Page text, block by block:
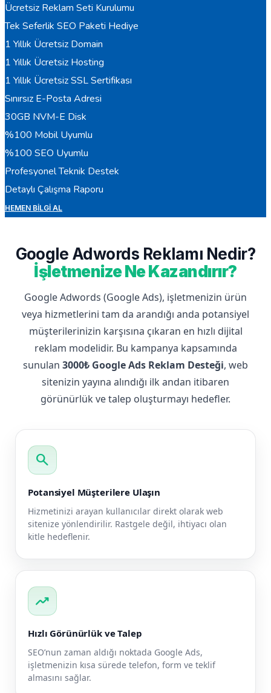
Ücretsiz Reklam Seti Kurulumu
Tek Seferlik SEO Paketi Hediye
1 Yıllık Ücretsiz Domain
1 Yıllık Ücretsiz Hosting
1 Yıllık Ücretsiz SSL Sertifikası
Sınırsız E-Posta Adresi
30GB NVM-E Disk
%100 Mobil Uyumlu
%100 SEO Uyumlu
Profesyonel Teknik Destek
Detaylı Çalışma Raporu
HEMEN BILGI AL
Google Adwords Reklamı Nedir?
İşletmenize Ne Kazandırır?
Google Adwords (Google Ads), işletmenizin ürün
veya hizmetlerini tam da arandığı anda potansiyel
müşterilerinizin karşısına çıkaran en hızlı dijital
reklam modelidir. Bu kampanya kapsamında
sunulan 3000₺ Google Ads Reklam Desteği, web
sitenizin yayına alındığı ilk andan itibaren
görünürlük ve talep oluşturmayı hedefler.
search
Potansiyel Müşterilere Ulaşın
Hizmetinizi arayan kullanıcılar direkt olarak web
sitenize yönlendirilir. Rastgele değil, ihtiyacı olan
kitle hedeflenir.
trending_up
Hızlı Görünürlük ve Talep
SEO’nun zaman aldığı noktada Google Ads,
işletmenizin kısa sürede telefon, form ve teklif
almasını sağlar.